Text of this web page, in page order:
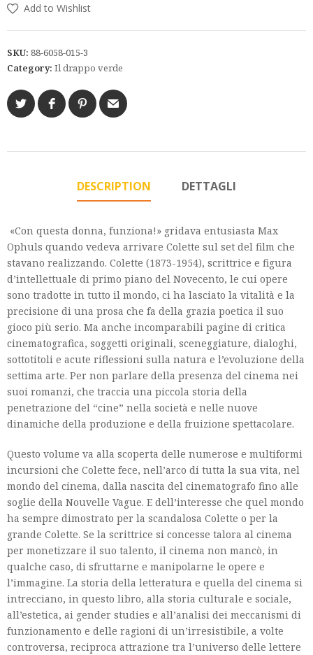
Add to Wishlist
SKU: 88-6058-015-3
Category: Il drappo verde
DESCRIPTION DETTAGLI
«Con questa donna, funziona!» gridava entusiasta Max
Ophuls quando vedeva arrivare Colette sul set del film che
stavano realizzando. Colette (1873-1954), scrittrice e figura
d’intellettuale di primo piano del Novecento, le cui opere
sono tradotte in tutto il mondo, ci ha lasciato la vitalità e la
precisione di una prosa che fa della grazia poetica il suo
gioco più serio. Ma anche incomparabili pagine di critica
cinematografica, soggetti originali, sceneggiature, dialoghi,
sottotitoli e acute riflessioni sulla natura e l’evoluzione della
settima arte. Per non parlare della presenza del cinema nei
suoi romanzi, che traccia una piccola storia della
penetrazione del “cine” nella società e nelle nuove
dinamiche della produzione e della fruizione spettacolare.
Questo volume va alla scoperta delle numerose e multiformi
incursioni che Colette fece, nell’arco di tutta la sua vita, nel
mondo del cinema, dalla nascita del cinematografo fino alle
soglie della Nouvelle Vague. E dell’interesse che quel mondo
ha sempre dimostrato per la scandalosa Colette o per la
grande Colette. Se la scrittrice si concesse talora al cinema
per monetizzare il suo talento, il cinema non mancò, in
qualche caso, di sfruttarne e manipolarne le opere e
l’immagine. La storia della letteratura e quella del cinema si
intrecciano, in questo libro, alla storia culturale e sociale,
all’estetica, ai gender studies e all’analisi dei meccanismi di
funzionamento e delle ragioni di un’irresistibile, a volte
controversa, reciproca attrazione tra l’universo delle lettere